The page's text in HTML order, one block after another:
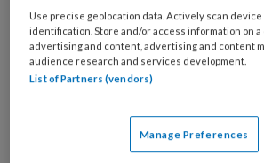
e-
mailadres?
* *
Kies
je
wachtwoord*
Use precise geolocation data. Actively scan
identification. Store and/or access information on
advertising and content, advertising and content
audience research and services development.
List of Partners (vendors)
Manage Preferences